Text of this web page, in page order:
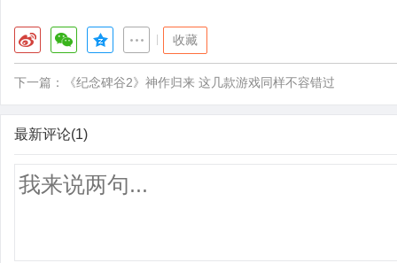
收藏
下一篇： 《纪念碑谷2》神作归来 这几款游戏同样不容错过
最新评论(1)